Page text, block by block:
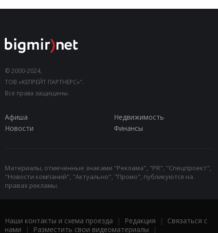
© 2000-2024,
ТОВ «КЕПРЕЙТ ПАРТНЕРС»".
Все права защищены.
Афиша
Недвижимость
Новости
Финансы
Материалы, отмеченные знаками "Реклама", "PR", "Спецпроект",
"Новости компаний", "Актуально", "Промо", публикуются на
правах рекламы.
Наши контакты и схема проезда | Редакция | Связаться с
нами | Разместить свои видеоматериалы |